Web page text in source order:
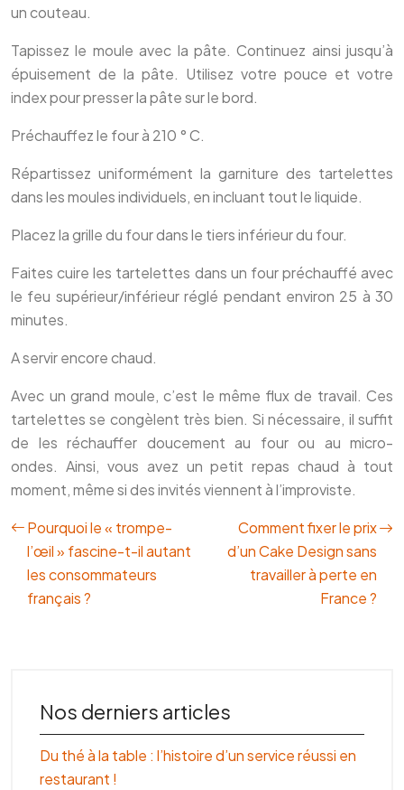
un couteau.
Tapissez le moule avec la pâte. Continuez ainsi jusqu’à
épuisement de la pâte. Utilisez votre pouce et votre
index pour presser la pâte sur le bord.
Préchauffez le four à 210 ° C.
Répartissez uniformément la garniture des tartelettes
dans les moules individuels, en incluant tout le liquide.
Placez la grille du four dans le tiers inférieur du four.
Faites cuire les tartelettes dans un four préchauffé avec
le feu supérieur/inférieur réglé pendant environ 25 à 30
minutes.
A servir encore chaud.
Avec un grand moule, c’est le même flux de travail. Ces
tartelettes se congèlent très bien. Si nécessaire, il suffit
de les réchauffer doucement au four ou au micro-
ondes. Ainsi, vous avez un petit repas chaud à tout
moment, même si des invités viennent à l’improviste.
Pourquoi le « trompe-
l’œil » fascine-t-il autant
les consommateurs
français ?
Comment fixer le prix
d’un Cake Design sans
travailler à perte en
France ?
Nos derniers articles
Du thé à la table : l’histoire d’un service réussi en
restaurant !